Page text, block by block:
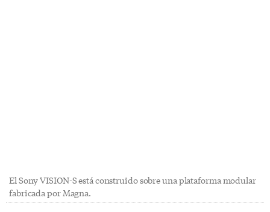
El Sony VISION-S está construido sobre una plataforma modular
fabricada por Magna.